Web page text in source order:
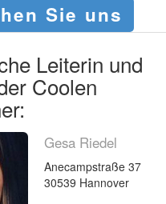
Sie uns
Leiterin und
Coolen
Gesa Riedel
Anecampstraße 37
30539 Hannover